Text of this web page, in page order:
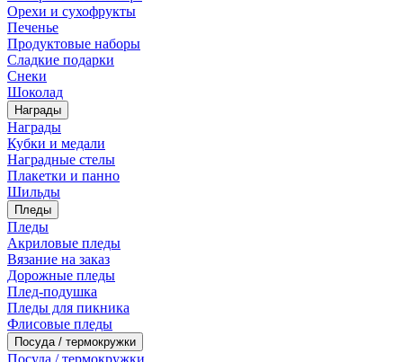
Орехи и сухофрукты
Печенье
Продуктовые наборы
Сладкие подарки
Снеки
Шоколад
Награды
Награды
Кубки и медали
Наградные стелы
Плакетки и панно
Шильды
Пледы
Пледы
Акриловые пледы
Вязание на заказ
Дорожные пледы
Плед-подушка
Пледы для пикника
Флисовые пледы
Посуда / термокружки
Посуда / термокружки